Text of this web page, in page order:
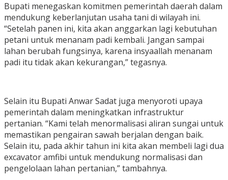
Bupati menegaskan komitmen pemerintah daerah dalam
mendukung keberlanjutan usaha tani di wilayah ini.
“Setelah panen ini, kita akan anggarkan lagi kebutuhan
petani untuk menanam padi kembali. Jangan sampai
lahan berubah fungsinya, karena insyaallah menanam
padi itu tidak akan kekurangan,” tegasnya.
Selain itu Bupati Anwar Sadat juga menyoroti upaya
pemerintah dalam meningkatkan infrastruktur
pertanian. “Kami telah menormalisasi aliran sungai untuk
memastikan pengairan sawah berjalan dengan baik.
Selain itu, pada akhir tahun ini kita akan membeli lagi dua
excavator amfibi untuk mendukung normalisasi dan
pengelolaan lahan pertanian,” tambahnya.